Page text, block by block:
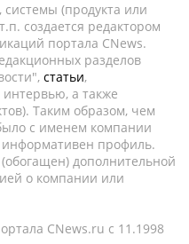
(продукта или
создается редактором
портала CNews.
разделов
статьи,
а также
Таким образом, чем
с именем компании
информативен профиль.
дополнительной
о компании или
CNews.ru c 11.1998